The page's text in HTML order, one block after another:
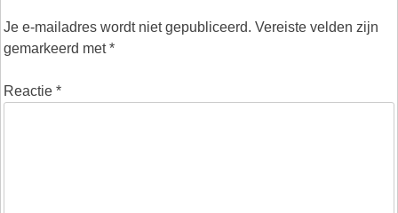
Je e-mailadres wordt niet gepubliceerd. Vereiste velden zijn
gemarkeerd met*
Reactie *